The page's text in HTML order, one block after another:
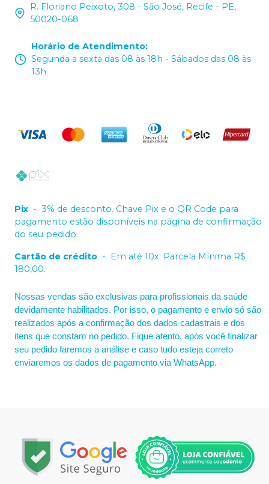
R. Floriano Peixoto, 308 - São José, Recife - PE,
50020-068
Horário de Atendimento:
Segunda a sexta das 08 às 18h - Sábados das 08 às
13h
Pix - 3% de desconto. Chave Pix e o QR Code para
pagamento estão disponíveis na página de confirmação
do seu pedido.
Cartão de crédito - Em até 10x. Parcela Mínima R$
180,00.
Nossas vendas são exclusivas para profissionais da saúde
devidamente habilitados. Por isso, o pagamento e envio só são
realizados após a confirmação dos dados cadastrais e dos
itens que constam no pedido. Fique atento, após você finalizar
seu pedido faremos a análise e caso tudo esteja correto
enviaremos os dados de pagamento via WhatsApp.